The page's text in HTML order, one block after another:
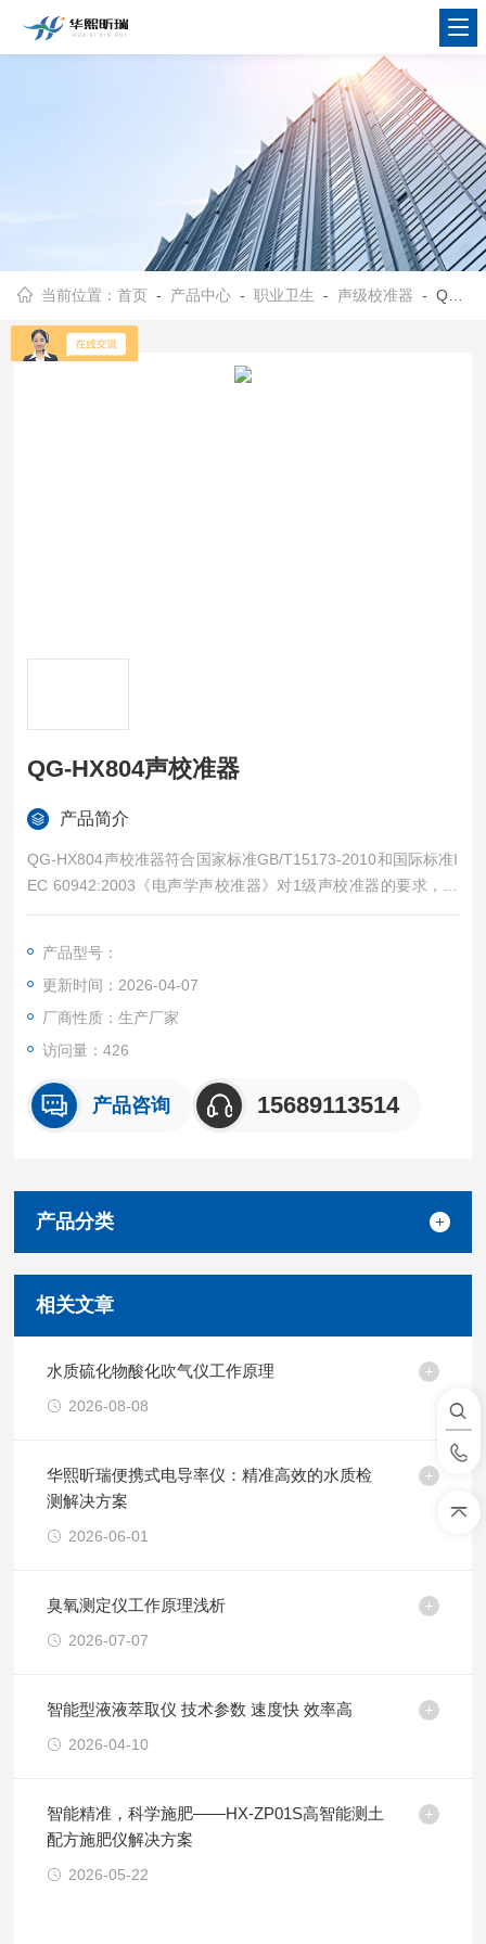
当前位置：首页 - 产品中心 -职业卫生 -声级校准器 - QG-HX804声校准器
QG-HX804声校准器
产品简介
QG-HX804声校准器符合国家标准GB/T15173-2010和国际标准I
EC 60942:2003《电声学声校准器》对1级声校准器的要求，它
适用于传声器标称直径为23.77 mm、12.7 mm和6.35mm的传声
B两个标称声压级
产品型号：
更新时间：2026-04-07
厂商性质：生产厂家
访问量：426
产品咨询 15689113514
产品分类
相关文章
水质硫化物酸化吹气仪工作原理
2026-08-08
华熙昕瑞便携式电导率仪：精准高效的水质检
测解决方案
2026-06-01
臭氧测定仪工作原理浅析
2026-07-07
智能型液液萃取仪 技术参数 速度快 效率高
2026-04-10
智能精准，科学施肥——HX-ZP01S高智能测土
配方施肥仪解决方案
2026-05-22